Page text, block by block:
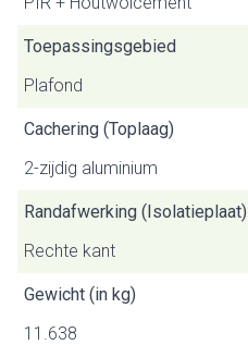
Toepassingsgebied
Plafond
Cachering (Toplaag)
2-zijdig aluminium
Randafwerking (Isolatieplaat)
Rechte kant
Gewicht (in kg)
11.638